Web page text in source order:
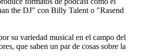
the DJ" con Billy Talent o "Rasend
su variedad musical en el campo del
que saben un par de cosas sobre la